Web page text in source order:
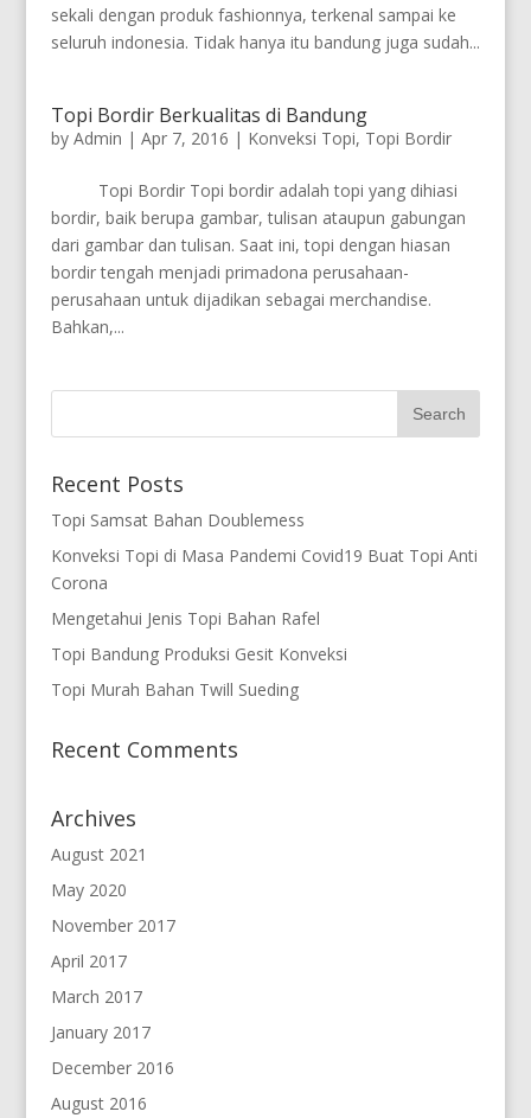
sekali dengan produk fashionnya, terkenal sampai ke
seluruh indonesia. Tidak hanya itu bandung juga sudah...
Topi Bordir Berkualitas di Bandung
by Admin | Apr 7, 2016 | Konveksi Topi, Topi Bordir
Topi Bordir Topi bordir adalah topi yang dihiasi
bordir, baik berupa gambar, tulisan ataupun gabungan
dari gambar dan tulisan. Saat ini, topi dengan hiasan
bordir tengah menjadi primadona perusahaan-
perusahaan untuk dijadikan sebagai merchandise.
Bahkan,...
Recent Posts
Topi Samsat Bahan Doublemess
Konveksi Topi di Masa Pandemi Covid19 Buat Topi Anti
Corona
Mengetahui Jenis Topi Bahan Rafel
Topi Bandung Produksi Gesit Konveksi
Topi Murah Bahan Twill Sueding
Recent Comments
Archives
August 2021
May 2020
November 2017
April 2017
March 2017
January 2017
December 2016
August 2016